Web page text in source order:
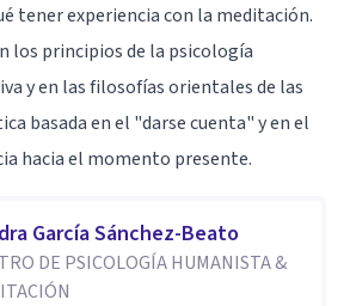
tener experiencia con la meditación.
los principios de la psicología
y en las filosofías orientales de las
basada en el "darse cuenta" y en el
hacia el momento presente.
García Sánchez-Beato
DE PSICOLOGÍA HUMANISTA &